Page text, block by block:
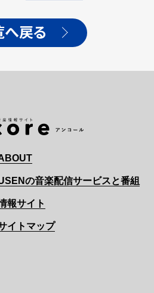
へ戻る
の音楽配信サービスと番組
報サイト
イトマップ